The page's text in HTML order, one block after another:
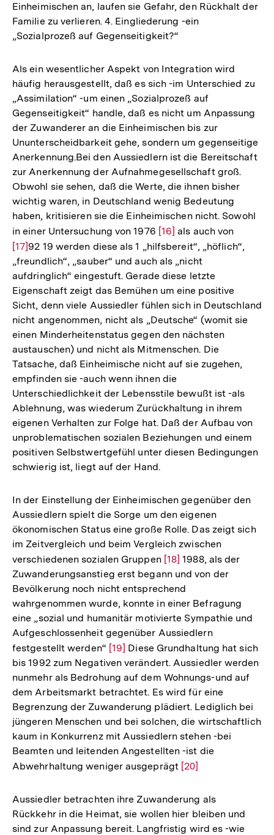
Einheimischen an, laufen sie Gefahr, den Rückhalt der
Familie zu verlieren. 4. Eingliederung -ein
„Sozialprozeß auf Gegenseitigkeit?“
Als ein wesentlicher Aspekt von Integration wird
häufig herausgestellt, daß es sich -im Unterschied zu
„Assimilation“ -um einen „Sozialprozeß auf
Gegenseitigkeit“ handle, daß es nicht um Anpassung
der Zuwanderer an die Einheimischen bis zur
Ununterscheidbarkeit gehe, sondern um gegenseitige
Anerkennung.Bei den Aussiedlern ist die Bereitschaft
zur Anerkennung der Aufnahmegesellschaft groß.
Obwohl sie sehen, daß die Werte, die ihnen bisher
wichtig waren, in Deutschland wenig Bedeutung
haben, kritisieren sie die Einheimischen nicht. Sowohl
in einer Untersuchung von 1976 Zur
Auflösung
der
Fußnote
[16] als auch von
[17]92 19 werden diese als 1 „hilfsbereit“, „höflich“,
„freundlich“, „sauber“ und auch als „nicht
aufdringlich“ eingestuft. Gerade diese letzte
Eigenschaft zeigt das Bemühen um eine positive
Sicht, denn viele Aussiedler fühlen sich in Deutschland
nicht angenommen, nicht als „Deutsche“ (womit sie
einen Minderheitenstatus gegen den nächsten
austauschen) und nicht als Mitmenschen. Die
Tatsache, daß Einheimische nicht auf sie zugehen,
empfinden sie -auch wenn ihnen die
Unterschiedlichkeit der Lebensstile bewußt ist -als
Ablehnung, was wiederum Zurückhaltung in ihrem
eigenen Verhalten zur Folge hat. Daß der Aufbau von
unproblematischen sozialen Beziehungen und einem
positiven Selbstwertgefühl unter diesen Bedingungen
schwierig ist, liegt auf der Hand.
In der Einstellung der Einheimischen gegenüber den
Aussiedlern spielt die Sorge um den eigenen
ökonomischen Status eine große Rolle. Das zeigt sich
im Zeitvergleich und beim Vergleich zwischen
verschiedenen sozialen Gruppen Zur
Auflösung
der
Fußnote
[18] 1988, als der
Zuwanderungsanstieg erst begann und von der
Bevölkerung noch nicht entsprechend
wahrgenommen wurde, konnte in einer Befragung
eine „sozial und humanitär motivierte Sympathie und
Aufgeschlossenheit gegenüber Aussiedlern
festgestellt werden“ Zur
Auflösung
der
Fußnote
[19] Diese Grundhaltung hat sich
bis 1992 zum Negativen verändert. Aussiedler werden
nunmehr als Bedrohung auf dem Wohnungs-und auf
dem Arbeitsmarkt betrachtet. Es wird für eine
Begrenzung der Zuwanderung plädiert. Lediglich bei
jüngeren Menschen und bei solchen, die wirtschaftlich
kaum in Konkurrenz mit Aussiedlern stehen -bei
Beamten und leitenden Angestellten -ist die
Abwehrhaltung weniger ausgeprägt Zur
der
Fußnote
[20]
Aussiedler betrachten ihre Zuwanderung als
Rückkehr in die Heimat, sie wollen hier bleiben und
sind zur Anpassung bereit. Langfristig wird es -wie